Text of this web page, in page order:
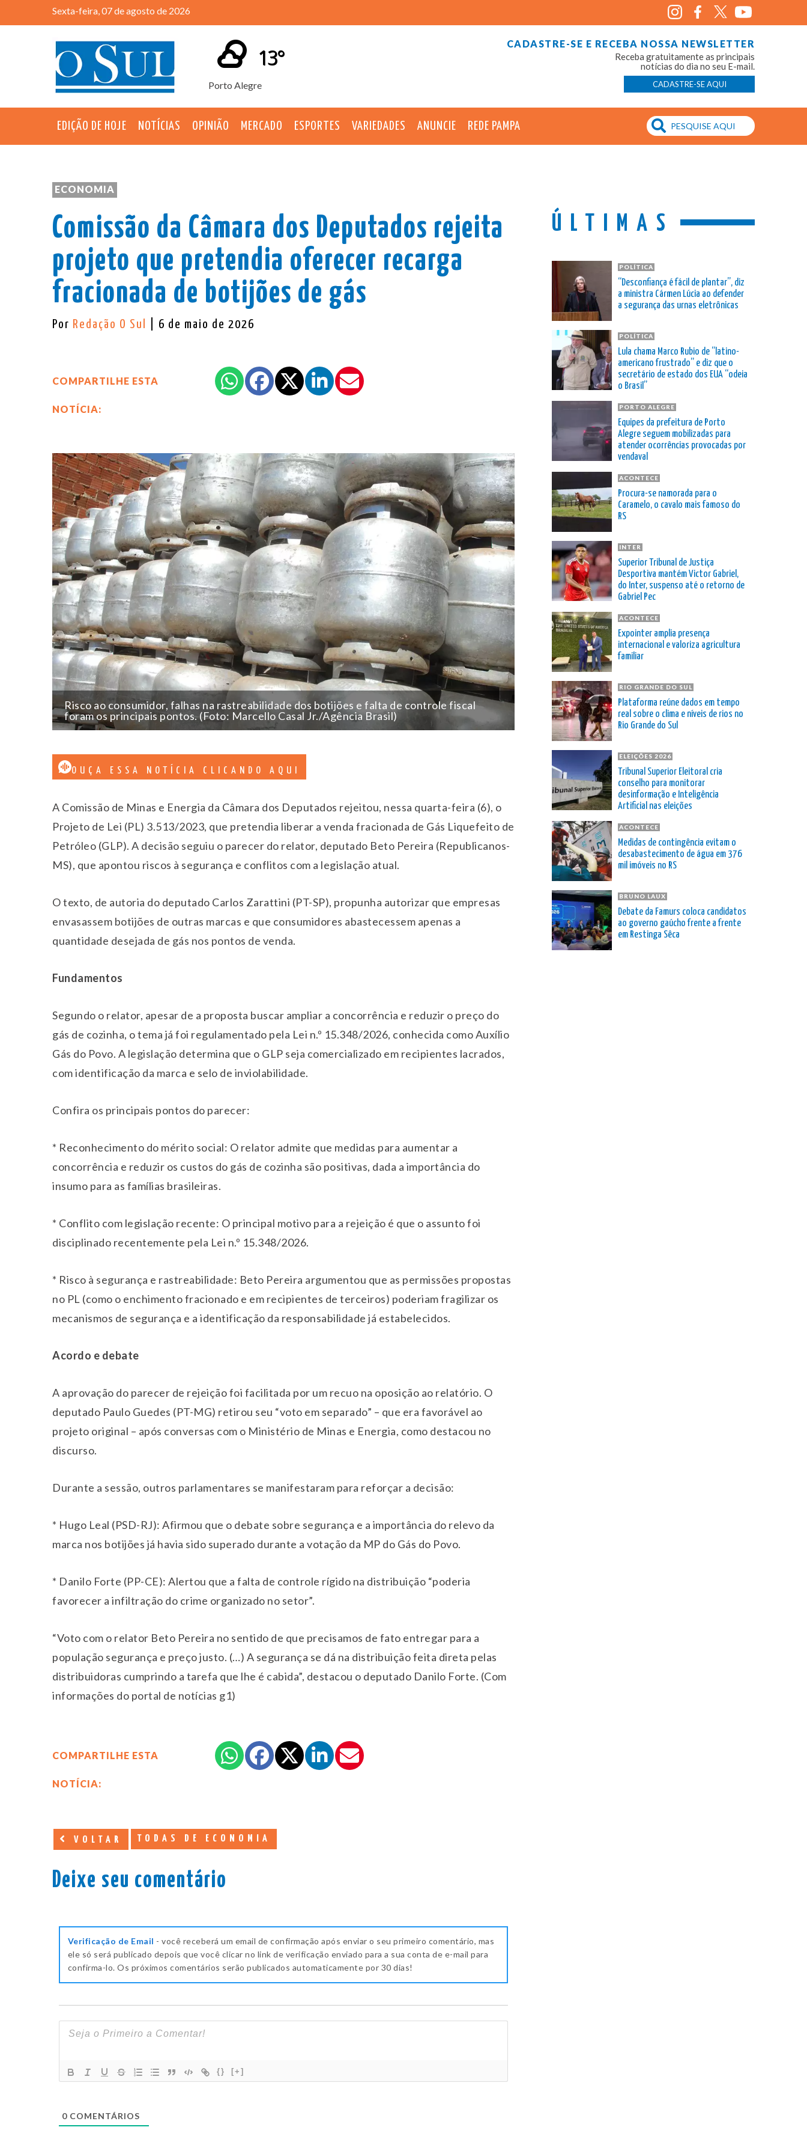
Sexta-feira, 07 de agosto de 2026
Porto Alegre
13°
CADASTRE-SE E RECEBA NOSSA NEWSLETTER
Receba gratuitamente as principais
notícias do dia no seu E-mail.
CADASTRE-SE AQUI
EDIÇÃO DE HOJE NOTÍCIAS OPINIÃO MERCADO ESPORTES VARIEDADES ANUNCIE REDE PAMPA
ECONOMIA
Comissão da Câmara dos Deputados rejeita
projeto que pretendia oferecer recarga
fracionada de botijões de gás
Por Redação O Sul | 6 de maio de 2026
COMPARTILHE ESTA
NOTÍCIA:
Risco ao consumidor, falhas na rastreabilidade dos botijões e falta de controle fiscal
foram os principais pontos. (Foto: Marcello Casal Jr./Agência Brasil)
OUÇA ESSA NOTÍCIA CLICANDO AQUI
A Comissão de Minas e Energia da Câmara dos Deputados rejeitou, nessa quarta-feira (6), o
Projeto de Lei (PL) 3.513/2023, que pretendia liberar a venda fracionada de Gás Liquefeito de
Petróleo (GLP). A decisão seguiu o parecer do relator, deputado Beto Pereira (Republicanos-
MS), que apontou riscos à segurança e conflitos com a legislação atual.
O texto, de autoria do deputado Carlos Zarattini (PT-SP), propunha autorizar que empresas
envasassem botijões de outras marcas e que consumidores abastecessem apenas a
quantidade desejada de gás nos pontos de venda.
Fundamentos
Segundo o relator, apesar de a proposta buscar ampliar a concorrência e reduzir o preço do
gás de cozinha, o tema já foi regulamentado pela Lei n.º 15.348/2026, conhecida como Auxílio
Gás do Povo. A legislação determina que o GLP seja comercializado em recipientes lacrados,
com identificação da marca e selo de inviolabilidade.
Confira os principais pontos do parecer:
* Reconhecimento do mérito social: O relator admite que medidas para aumentar a
concorrência e reduzir os custos do gás de cozinha são positivas, dada a importância do
insumo para as famílias brasileiras.
* Conflito com legislação recente: O principal motivo para a rejeição é que o assunto foi
disciplinado recentemente pela Lei n.º 15.348/2026.
* Risco à segurança e rastreabilidade: Beto Pereira argumentou que as permissões propostas
no PL (como o enchimento fracionado e em recipientes de terceiros) poderiam fragilizar os
mecanismos de segurança e a identificação da responsabilidade já estabelecidos.
Acordo e debate
A aprovação do parecer de rejeição foi facilitada por um recuo na oposição ao relatório. O
deputado Paulo Guedes (PT-MG) retirou seu “voto em separado” – que era favorável ao
projeto original – após conversas com o Ministério de Minas e Energia, como destacou no
discurso.
Durante a sessão, outros parlamentares se manifestaram para reforçar a decisão:
* Hugo Leal (PSD-RJ): Afirmou que o debate sobre segurança e a importância do relevo da
marca nos botijões já havia sido superado durante a votação da MP do Gás do Povo.
* Danilo Forte (PP-CE): Alertou que a falta de controle rígido na distribuição “poderia
favorecer a infiltração do crime organizado no setor”.
“Voto com o relator Beto Pereira no sentido de que precisamos de fato entregar para a
população segurança e preço justo. (…) A segurança se dá na distribuição feita direta pelas
distribuidoras cumprindo a tarefa que lhe é cabida”, destacou o deputado Danilo Forte. (Com
informações do portal de notícias g1)
COMPARTILHE ESTA
NOTÍCIA:
VOLTAR TODAS DE ECONOMIA
Deixe seu comentário
Verificação de Email - você receberá um email de confirmação após enviar o seu primeiro comentário, mas
ele só será publicado depois que você clicar no link de verificação enviado para a sua conta de e-mail para
confirma-lo. Os próximos comentários serão publicados automaticamente por 30 dias!
{} [+]
0 COMENTÁRIOS
ÚLTIMAS
POLÍTICA
“Desconfiança é fácil de plantar”, diz
a ministra Cármen Lúcia ao defender
a segurança das urnas eletrônicas
POLÍTICA
Lula chama Marco Rubio de “latino-
americano frustrado” e diz que o
secretário de estado dos EUA “odeia
o Brasil”
PORTO ALEGRE
Equipes da prefeitura de Porto
Alegre seguem mobilizadas para
atender ocorrências provocadas por
vendaval
ACONTECE
Procura-se namorada para o
Caramelo, o cavalo mais famoso do
RS
INTER
Superior Tribunal de Justiça
Desportiva mantém Victor Gabriel,
do Inter, suspenso até o retorno de
Gabriel Pec
ACONTECE
Expointer amplia presença
internacional e valoriza agricultura
familiar
RIO GRANDE DO SUL
Plataforma reúne dados em tempo
real sobre o clima e níveis de rios no
Rio Grande do Sul
ELEIÇÕES 2026
Tribunal Superior Eleitoral cria
conselho para monitorar
desinformação e Inteligência
Artificial nas eleições
ACONTECE
Medidas de contingência evitam o
desabastecimento de água em 376
mil imóveis no RS
BRUNO LAUX
Debate da Famurs coloca candidatos
ao governo gaúcho frente a frente
em Restinga Sêca